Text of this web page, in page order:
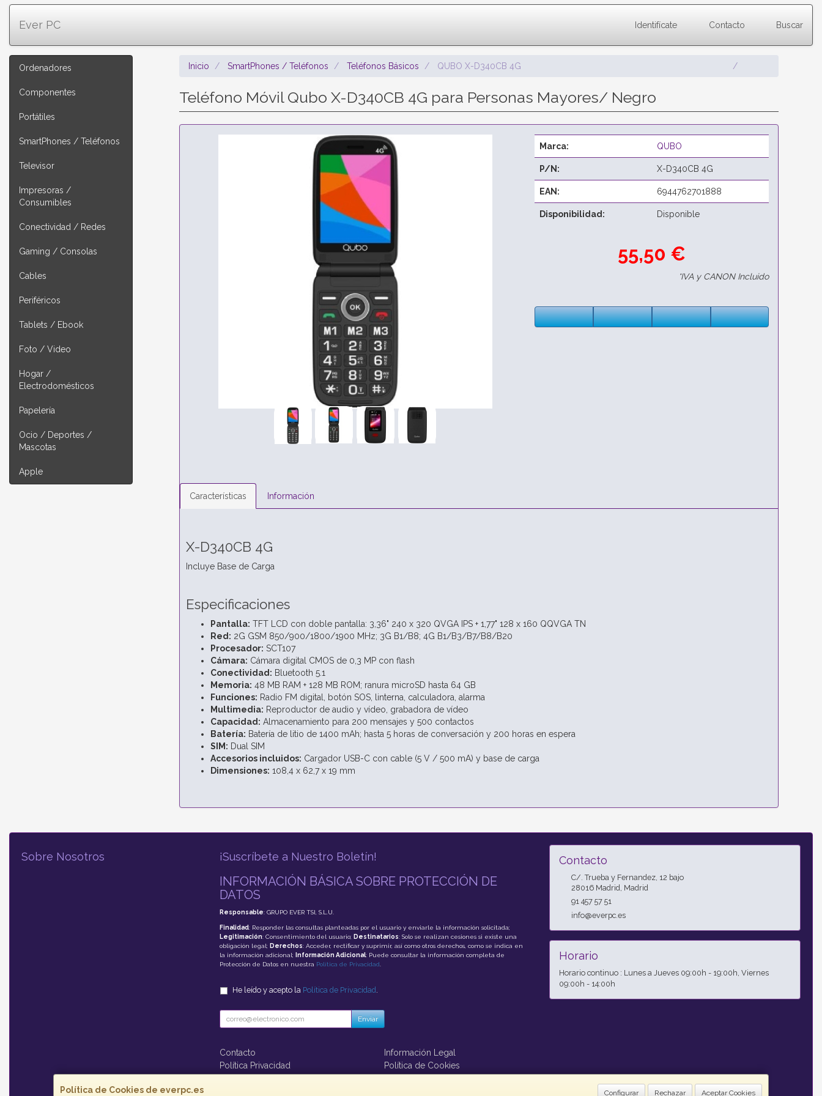
Ever PC Identifícate Contacto Buscar
Ordenadores
Componentes
Portátiles
SmartPhones / Teléfonos
Televisor
Impresoras /
Consumibles
Conectividad / Redes
Gaming / Consolas
Cables
Periféricos
Tablets / Ebook
Foto / Video
Hogar /
Electrodomésticos
Papelería
Ocio / Deportes /
Mascotas
Apple
Inicio SmartPhones / Teléfonos Teléfonos Básicos QUBO X-D340CB 4G
Teléfono Móvil Qubo X-D340CB 4G para Personas Mayores/ Negro
Marca: QUBO
P/N: X-D340CB 4G
EAN: 6944762701888
Disponibilidad: Disponible
55,50 €
*IVA y CANON Incluido
Características Información
X-D340CB 4G
Incluye Base de Carga
Especificaciones
Pantalla: TFT LCD con doble pantalla: 3,36" 240 x 320 QVGA IPS + 1,77" 128 x 160 QQVGA TN
Red: 2G GSM 850/900/1800/1900 MHz; 3G B1/B8; 4G B1/B3/B7/B8/B20
Procesador: SCT107
Cámara: Cámara digital CMOS de 0,3 MP con flash
Conectividad: Bluetooth 5.1
Memoria: 48 MB RAM + 128 MB ROM; ranura microSD hasta 64 GB
Funciones: Radio FM digital, botón SOS, linterna, calculadora, alarma
Multimedia: Reproductor de audio y vídeo, grabadora de vídeo
Capacidad: Almacenamiento para 200 mensajes y 500 contactos
Batería: Batería de litio de 1400 mAh; hasta 5 horas de conversación y 200 horas en espera
SIM: Dual SIM
Accesorios incluidos: Cargador USB-C con cable (5 V / 500 mA) y base de carga
Dimensiones: 108,4 x 62,7 x 19 mm
Política de Cookies de everpc.es Configurar Rechazar Aceptar Cookies
Sobre Nosotros ¡Suscríbete a Nuestro Boletín!
INFORMACIÓN BÁSICA SOBRE PROTECCIÓN DE
DATOS
Responsable: GRUPO EVER TSI, S.L.U.
Finalidad: Responder las consultas planteadas por el usuario y enviarle la información solicitada;
Legitimación: Consentimiento del usuario; Destinatarios: Solo se realizan cesiones si existe una
obligación legal; Derechos: Acceder, rectificar y suprimir, así como otros derechos, como se indica en
la información adicional;
Información Adicional: Puede consultar la información completa de
Protección de Datos en nuestra Política de Privacidad.
He leído y acepto la Política de Privacidad .
Enviar
Contacto
Información Legal
Política Privacidad
Política de Cookies
Contacto
C/. Trueba y Fernandez, 12 bajo
28016 Madrid, Madrid
91 457 57 51
info@everpc.es
Horario
Horario continuo : Lunes a Jueves 09:00h - 19:00h, Viernes
09:00h - 14:00h